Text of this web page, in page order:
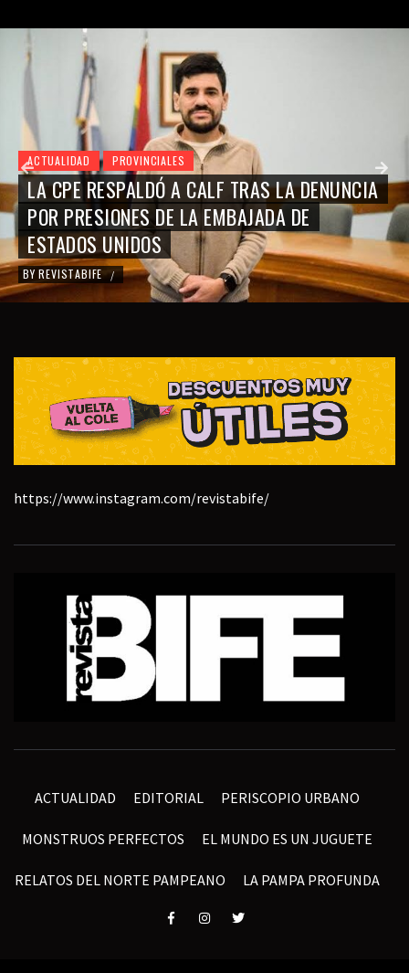
ACTUALIDAD PROVINCIALES
LA CPE RESPALDÓ A CALF TRAS LA DENUNCIA
POR PRESIONES DE LA EMBAJADA DE
ESTADOS UNIDOS
BY REVISTABIFE /
https://www.instagram.com/revistabife/
ACTUALIDAD EDITORIAL PERISCOPIO URBANO
MONSTRUOS PERFECTOS EL MUNDO ES UN JUGUETE
RELATOS DEL NORTE PAMPEANO LA PAMPA PROFUNDA
ElementoElementoElemento